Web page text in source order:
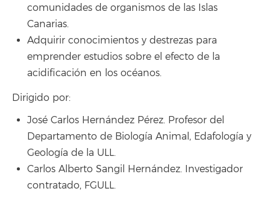
comunidades de organismos de las Islas
Canarias.
Adquirir conocimientos y destrezas para
emprender estudios sobre el efecto de la
acidificación en los océanos.
Dirigido por:
José Carlos Hernández Pérez. Profesor del
Departamento de Biología Animal, Edafología y
Geología de la ULL.
Carlos Alberto Sangil Hernández. Investigador
contratado, FGULL.